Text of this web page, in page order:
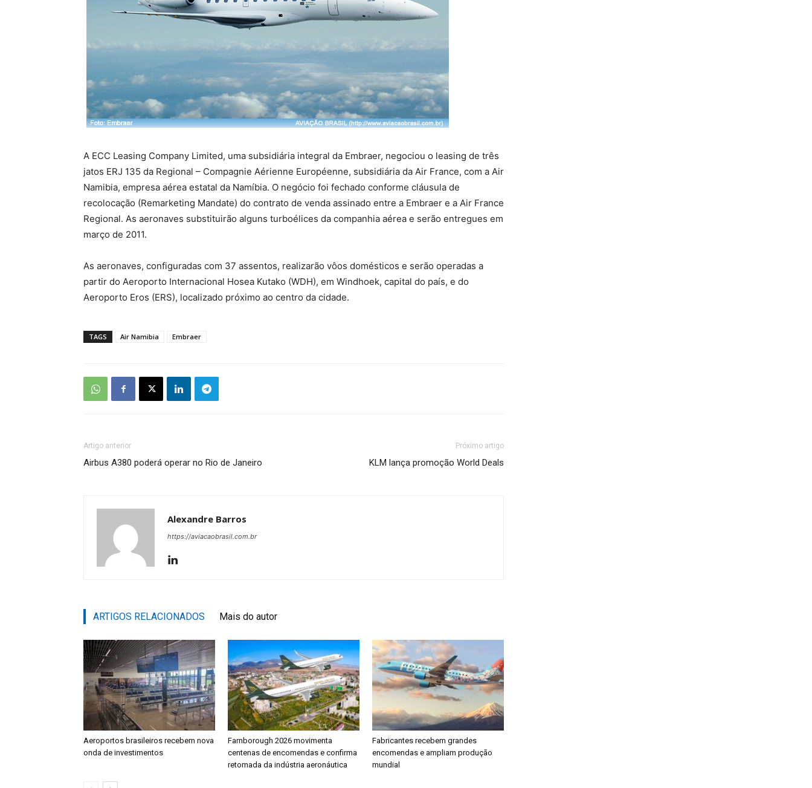
A ECC Leasing Company Limited, uma subsidiária integral da Embraer, negociou o leasing de três
jatos ERJ 135 da Regional – Compagnie Aérienne Européenne, subsidiária da Air France, com a Air
Namibia, empresa aérea estatal da Namíbia. O negócio foi fechado conforme cláusula de
recolocação (Remarketing Mandate) do contrato de venda assinado entre a Embraer e a Air France
Regional. As aeronaves substituirão alguns turboélices da companhia aérea e serão entregues em
março de 2011.
As aeronaves, configuradas com 37 assentos, realizarão vôos domésticos e serão operadas a
partir do Aeroporto Internacional Hosea Kutako (WDH), em Windhoek, capital do país, e do
Aeroporto Eros (ERS), localizado próximo ao centro da cidade.
TAGS Air Namibia Embraer
Artigo anterior
Airbus A380 poderá operar no Rio de Janeiro
Próximo artigo
KLM lança promoção World Deals
Alexandre Barros
https://aviacaobrasil.com.br
ARTIGOS RELACIONADOS Mais do autor
Aeroportos brasileiros recebem nova
onda de investimentos
Farnborough 2026 movimenta
centenas de encomendas e confirma
retomada da indústria aeronáutica
Fabricantes recebem grandes
encomendas e ampliam produção
mundial